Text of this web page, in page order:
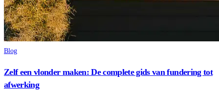
Blog
Zelf een vlonder maken: De complete gids van fundering tot
afwerking